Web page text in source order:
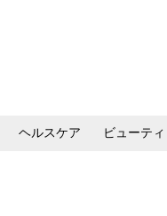
ヘルスケア ビューティ